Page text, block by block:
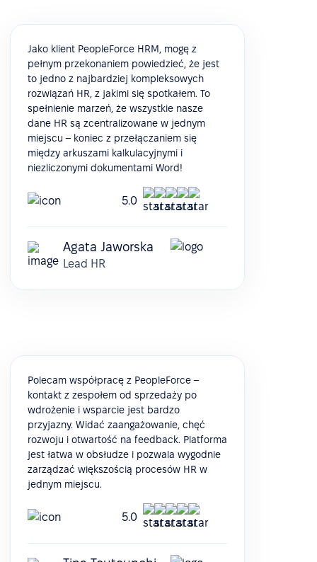
Jako klient PeopleForce HRM, mogę z
pełnym przekonaniem powiedzieć, że jest
to jedno z najbardziej kompleksowych
rozwiązań HR, z jakimi się spotkałem. To
spełnienie marzeń, że wszystkie nasze
dane HR są zcentralizowane w jednym
miejscu – koniec z przełączaniem się
między arkuszami kalkulacyjnymi i
niezliczonymi dokumentami Word!
5.0
Agata Jaworska
Lead HR
Polecam współpracę z PeopleForce –
kontakt z zespołem od sprzedaży po
wdrożenie i wsparcie jest bardzo
przyjazny. Widać zaangażowanie, chęć
rozwoju i otwartość na feedback. Platforma
jest łatwa w obsłudze i pozwala wygodnie
zarządzać większością procesów HR w
jednym miejscu.
5.0